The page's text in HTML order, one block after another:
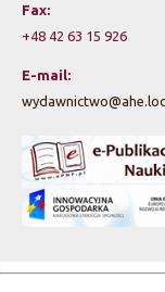
Fax:
+48 42 63 15 926
E-mail: